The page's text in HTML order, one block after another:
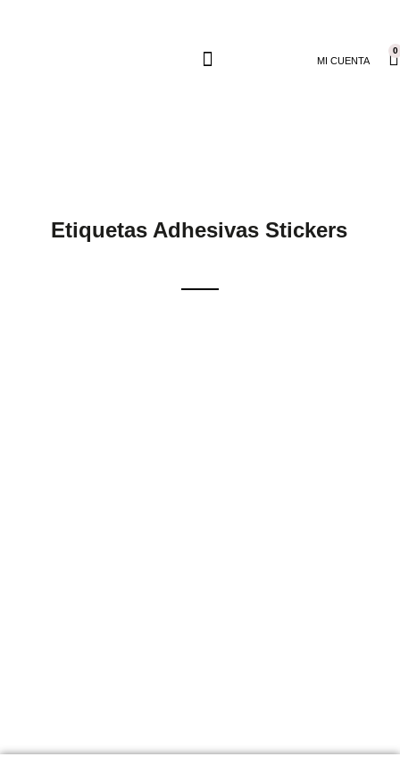
MI CUENTA
0
Etiquetas Adhesivas Stickers